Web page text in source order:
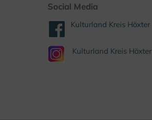
Social Media
Kulturland Kreis Höxter
Kulturland Kreis Höxter